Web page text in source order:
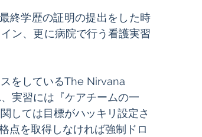
終学歴の証明の提出をした時
ン、更に病院で行う看護実習
をしているThe Nirvana
実習には『ケアチームの一
しては目標がハッキリ設定さ
点を取得しなければ強制ドロ